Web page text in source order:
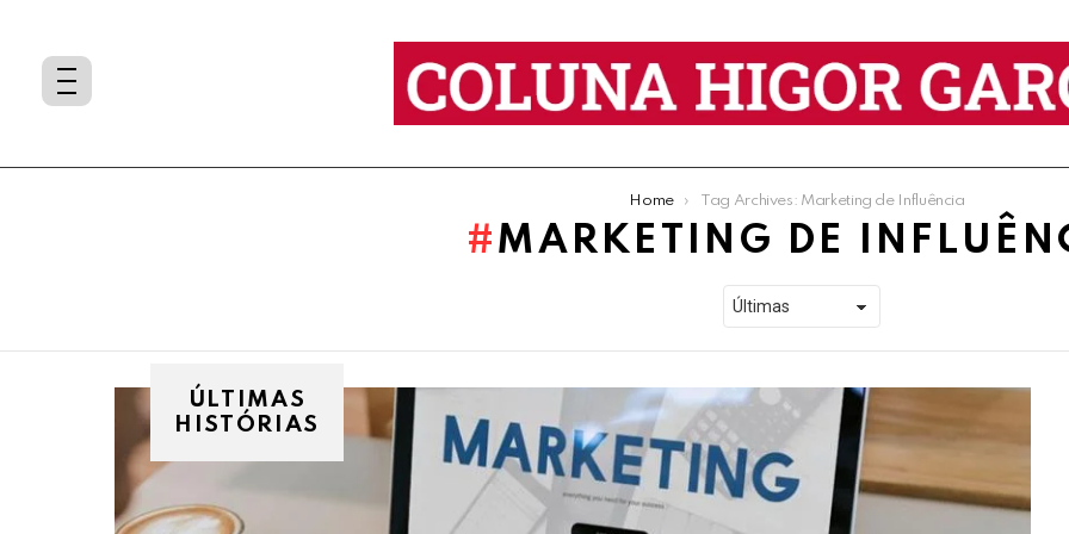
Home Tag Archives: Marketing de Influência
MARKETING DE
ÚLTIMAS
HISTÓRIAS